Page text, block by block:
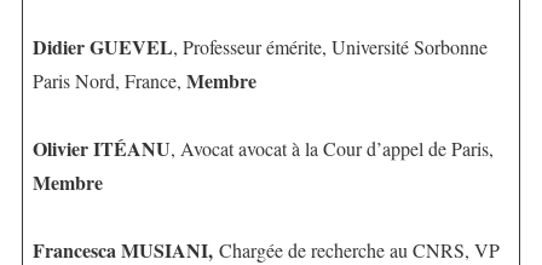
Didier GUEVEL, Professeur émérite, Université Sorbonne
Paris Nord, France, Membre
Olivier ITÉANU, Avocat avocat à la Cour d’appel de Paris,
Membre
Francesca MUSIANI, Chargée de recherche au CNRS, VP